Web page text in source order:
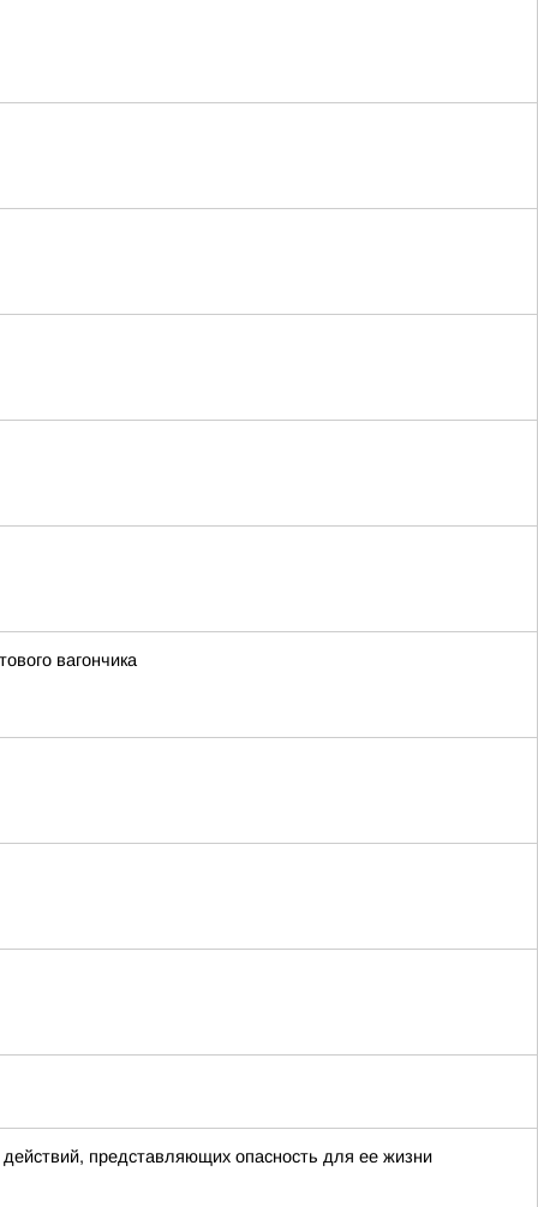
вагончика
представляющих опасность для ее жизни